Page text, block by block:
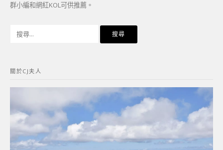
群小編和網紅KOL可供推薦。
字:
關於CJ夫人